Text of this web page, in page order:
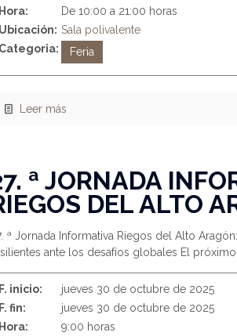
De 10:00 a 21:00 horas
Sala polivalente
Feria
Leer más
ª JORNADA
DEL ALTO
ª Jornada Informativa Riegos del Alto
ante los desafíos globales El
inicio:
jueves 30 de octubre de 2025
fin:
jueves 30 de octubre de 2025
9:00 horas